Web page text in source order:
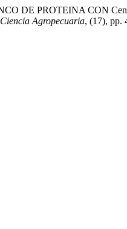
DE PROTEINA CON
Ciencia Agropecuaria, (17), pp.